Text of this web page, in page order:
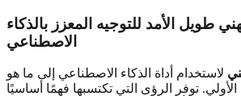
طويل الأمد للتوجيه المعزز بالذكاء
الاصطناعي
لاستخدام أداة الذكاء الاصطناعي إلى ما هو
توفر الرؤى التي تكتسبها فهمًا أساسيًا